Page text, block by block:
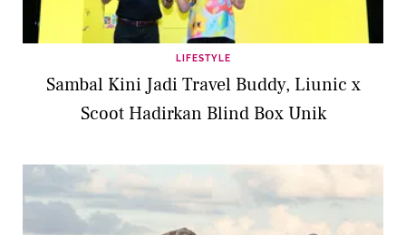
LIFESTYLE
Sambal Kini Jadi Travel Buddy, Liunic x
Scoot Hadirkan Blind Box Unik